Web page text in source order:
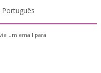
Português
um email para